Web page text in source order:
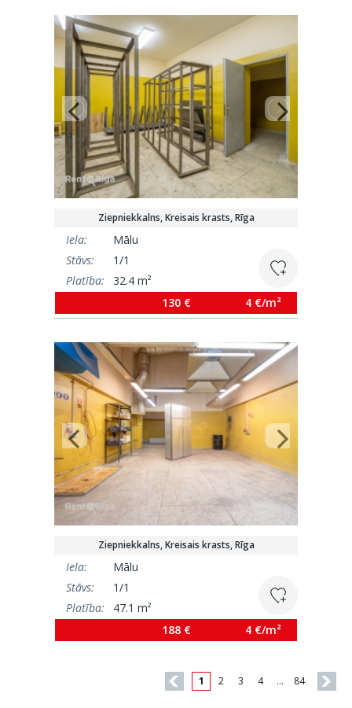
Ziepniekkalns, Kreisais krasts, Rīga
Iela:
Mālu
Stāvs:
1/1
Platība:
32.4 m²
130 €
4 €/m²
Ziepniekkalns, Kreisais krasts, Rīga
Iela:
Mālu
Stāvs:
1/1
Platība:
47.1 m²
188 €
4 €/m²
1 2 3 4 … 84